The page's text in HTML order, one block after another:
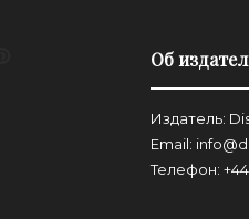
Об
Издатель:
Email:
Телефон: